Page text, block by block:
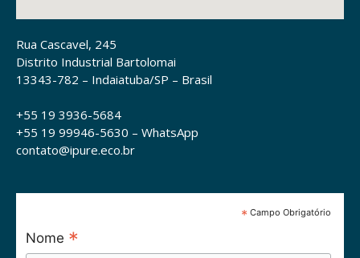
Rua Cascavel, 245
Distrito Industrial Bartolomai
13343-782 – Indaiatuba/SP – Brasil
+55 19 3936-5684
+55 19 99946-5630 – WhatsApp
contato@ipure.eco.br
* Campo Obrigatório
Nome *